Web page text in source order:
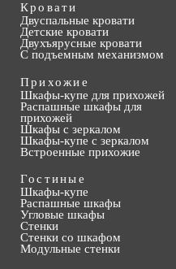
Кровати
Двуспальные кровати
Детские кровати
Двухъярусные кровати
С подъемным механизмом
Прихожие
Шкафы-купе для прихожей
Распашные шкафы для
прихожей
Шкафы с зеркалом
Шкафы-купе с зеркалом
Встроенные прихожие
Гостиные
Шкафы-купе
Распашные шкафы
Угловые шкафы
Стенки
Стенки со шкафом
Модульные стенки